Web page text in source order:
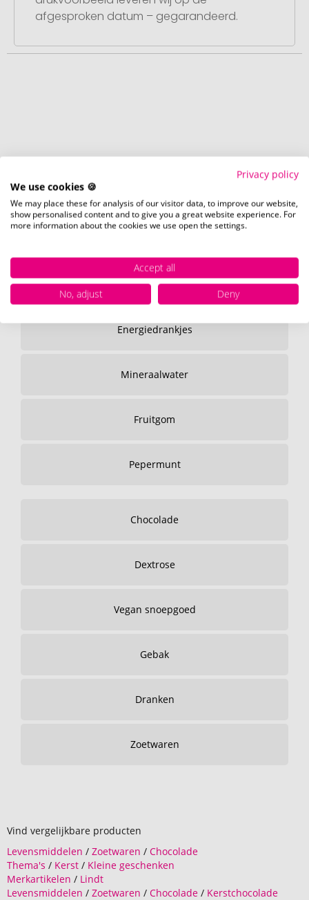
afgesproken datum – gegarandeerd.
Populaire producten bij Promostore
Mueslirepen
Energiedrankjes
Mineraalwater
Fruitgom
Pepermunt
Chocolade
Dextrose
Vegan snoepgoed
Gebak
Dranken
Zoetwaren
Vind vergelijkbare producten
Levensmiddelen / Zoetwaren / Chocolade
Thema's / Kerst / Kleine geschenken
Merkartikelen / Lindt
Levensmiddelen / Zoetwaren / Chocolade / Kerstchocolade
Privacy policy
We use cookies 🍪
We may place these for analysis of our visitor data, to improve our website,
show personalised content and to give you a great website experience. For
more information about the cookies we use open the settings.
Accept all
No, adjust
Deny